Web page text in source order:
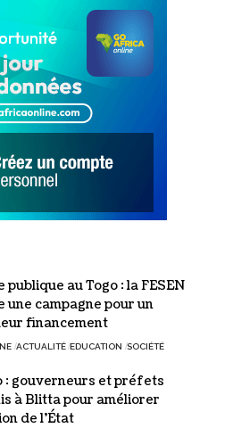
publique au Togo : la FESEN
une campagne pour un
financement
ACTUALITÉ EDUCATION SOCIÉTÉ
: gouverneurs et préfets
à Blitta pour améliorer
de l’État